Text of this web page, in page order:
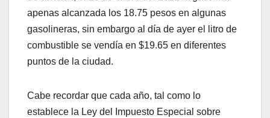
apenas alcanzada los 18.75 pesos en algunas
gasolineras, sin embargo al día de ayer el litro de
combustible se vendía en $19.65 en diferentes
puntos de la ciudad.
Cabe recordar que cada año, tal como lo
establece la Ley del Impuesto Especial sobre